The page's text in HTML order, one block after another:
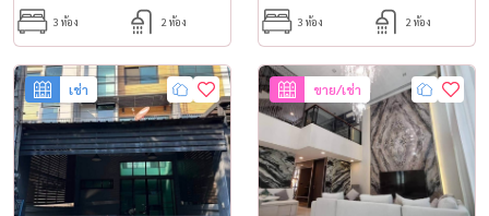
3 ห้อง 2 ห้อง 3 ห้อง 2 ห้อง
เช่า ขาย/เช่า